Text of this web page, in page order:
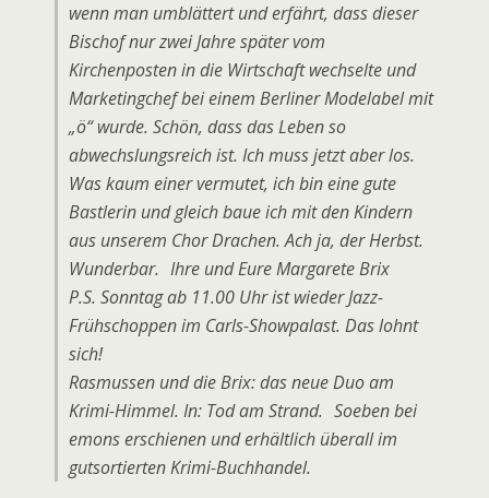
wenn man umblättert und erfährt, dass dieser
Bischof nur zwei Jahre später vom
Kirchenposten in die Wirtschaft wechselte und
Marketingchef bei einem Berliner Modelabel mit
„ö“ wurde. Schön, dass das Leben so
abwechslungsreich ist. Ich muss jetzt aber los.
Was kaum einer vermutet, ich bin eine gute
Bastlerin und gleich baue ich mit den Kindern
aus unserem Chor Drachen. Ach ja, der Herbst.
Wunderbar. Ihre und Eure Margarete Brix
P.S. Sonntag ab 11.00 Uhr ist wieder Jazz-
Frühschoppen im Carls-Showpalast. Das lohnt
sich!
Rasmussen und die Brix: das neue Duo am
Krimi-Himmel. In: Tod am Strand. Soeben bei
emons erschienen und erhältlich überall im
gutsortierten Krimi-Buchhandel.